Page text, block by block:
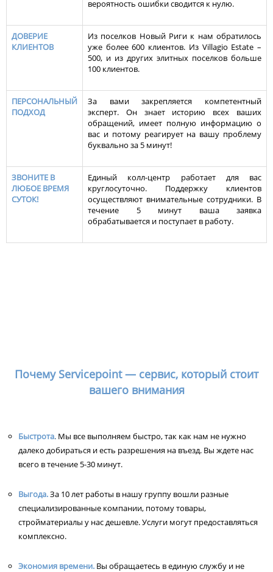
вероятность ошибки сводится к нулю.
ДОВЕРИЕ
КЛИЕНТОВ
Из поселков Новый Риги к нам обратилось
уже более 600 клиентов. Из Villagio Estate –
500, и из других элитных поселков больше
100 клиентов.
ПЕРСОНАЛЬНЫЙ
ПОДХОД
За вами закрепляется компетентный
эксперт. Он знает историю всех ваших
обращений, имеет полную информацию о
вас и потому реагирует на вашу проблему
буквально за 5 минут!
ЗВОНИТЕ В
ЛЮБОЕ ВРЕМЯ
СУТОК!
Единый колл-центр работает для вас
круглосуточно. Поддержку клиентов
осуществляют внимательные сотрудники. В
течение 5 минут ваша заявка
обрабатывается и поступает в работу.
Почему Servicepoint — сервис, который стоит
вашего внимания
Быстрота. Мы все выполняем быстро, так как нам не нужно
далеко добираться и есть разрешения на въезд. Вы ждете нас
всего в течение 5-30 минут.
Выгода.За 10 лет работы в нашу группу вошли разные
специализированные компании, потому товары,
стройматериалы у нас дешевле. Услуги могут предоставляться
комплексно.
Экономия времени. Вы обращаетесь в единую службу и не